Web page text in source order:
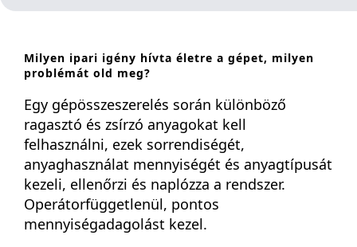
Milyen ipari igény hívta életre a gépet, milyen
problémát old meg?
Egy gépösszeszerelés során különböző
ragasztó és zsírzó anyagokat kell
felhasználni, ezek sorrendiségét,
anyaghasználat mennyiségét és anyagtípusát
kezeli, ellenőrzi és naplózza a rendszer.
Operátorfüggetlenül, pontos
mennyiségadagolást kezel.